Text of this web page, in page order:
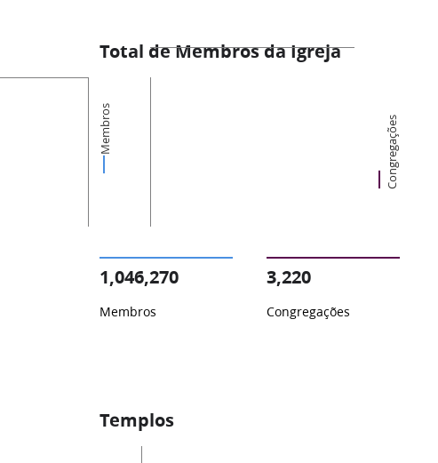
Total de Membros da Igreja
Membros Congregações
1,046,270
Membros
3,220
Congregações
Templos